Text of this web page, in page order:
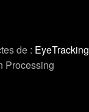
de : EyeTracking
Processing